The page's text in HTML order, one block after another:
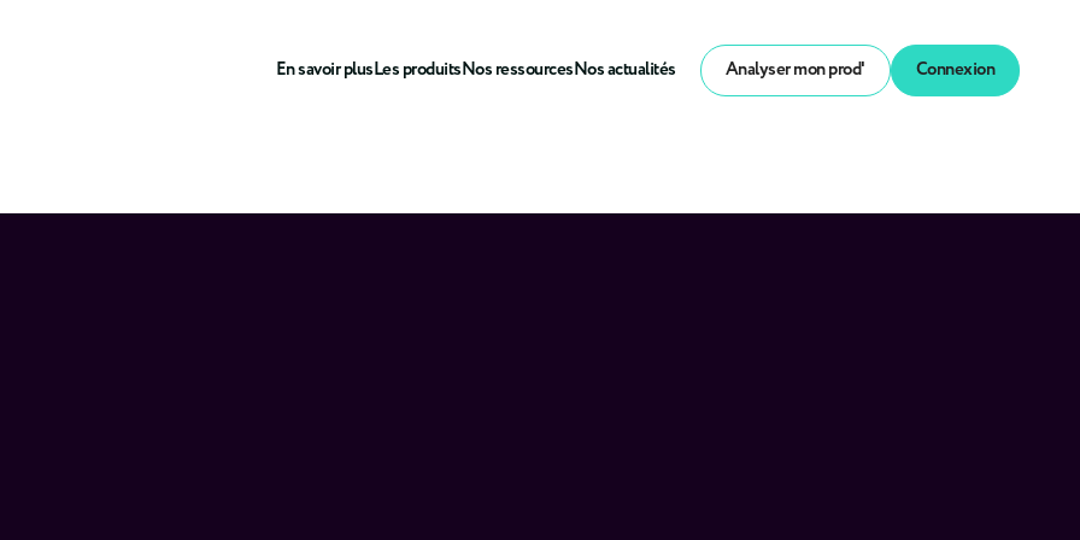
En savoir plusLes produitsNos ressourcesNos actualités Analyser mon prod' Connexion